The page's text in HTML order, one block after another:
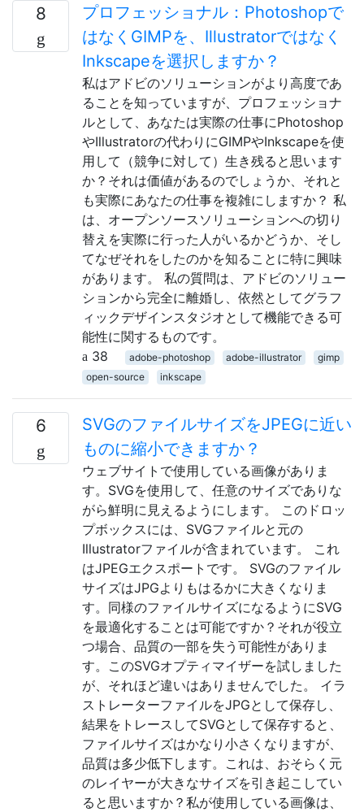
8
プロフェッショナル：Photoshopで
はなくGIMPを、Illustratorではなく
Inkscapeを選択しますか？
私はアドビのソリューションがより高度であ
ることを知っていますが、プロフェッショナ
ルとして、あなたは実際の仕事にPhotoshop
やIllustratorの代わりにGIMPやInkscapeを使
用して（競争に対して）生き残ると思います
か？それは価値があるのでしょうか、それと
も実際にあなたの仕事を複雑にしますか？ 私
は、オープンソースソリューションへの切り
替えを実際に行った人がいるかどうか、そし
てなぜそれをしたのかを知ることに特に興味
があります。 私の質問は、アドビのソリュー
ションから完全に離婚し、依然としてグラフ
ィックデザインスタジオとして機能できる可
能性に関するものです。
38
adobe-photoshop adobe-illustrator
gimp
open-source
inkscape
6
SVGのファイルサイズをJPEGに近い
ものに縮小できますか？
ウェブサイトで使用している画像がありま
す。SVGを使用して、任意のサイズでありな
がら鮮明に見えるようにします。 このドロッ
プボックスには、SVGファイルと元の
Illustratorファイルが含まれています。 これ
はJPEGエクスポートです。 SVGのファイル
サイズはJPGよりもはるかに大きくなりま
す。同様のファイルサイズになるようにSVG
を最適化することは可能ですか？それが役立
つ場合、品質の一部を失う可能性がありま
す。このSVGオプティマイザーを試しました
が、それほど違いはありませんでした。 イラ
ストレーターファイルをJPGとして保存し、
結果をトレースしてSVGとして保存すると、
ファイルサイズはかなり小さくなりますが、
品質は多少低下します。これは、おそらく元
のレイヤーが大きなサイズを引き起こしてい
ると思いますか？私が使用している画像は、